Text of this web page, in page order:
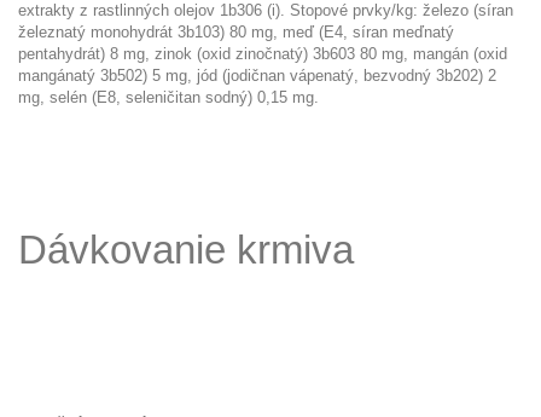
extrakty z rastlinných olejov 1b306 (i). Stopové prvky/kg: železo (síran
železnatý monohydrát 3b103) 80 mg, meď (E4, síran meďnatý
pentahydrát) 8 mg, zinok (oxid zinočnatý) 3b603 80 mg, mangán (oxid
mangánatý 3b502) 5 mg, jód (jodičnan vápenatý, bezvodný 3b202) 2
mg, selén (E8, seleničitan sodný) 0,15 mg.
Dávkovanie krmiva